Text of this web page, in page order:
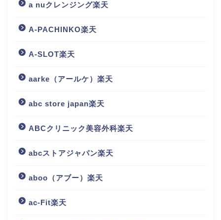
a nuクレンジング楽天
A-PACHINKO楽天
A-SLOT楽天
aarke（アールケ）楽天
abc store japan楽天
ABCクリニック美容外科楽天
abcストアジャパン楽天
aboo（アブー）楽天
ac-Fit楽天